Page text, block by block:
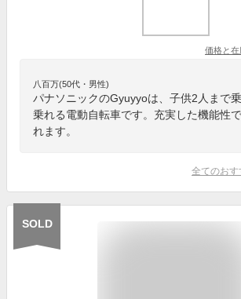
価格と在
八百万(50代・男性)
パナソニックのGyuyyoは、子供2人まで
乗れる電動自転車です。充実した機能性
れます。
全てのおす
SOLD